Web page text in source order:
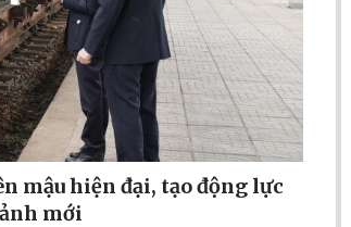
mậu hiện đại, tạo động lực
mới